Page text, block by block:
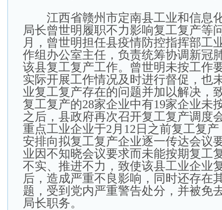
江西省赣州市定南县工业和信息
局长曾世明履职不力影响复工复产等
月，曾世明担任县疫情防控指挥部工
作组办公室主任，负责统筹协调新冠
该县复工复产工作。曾世明未按工作
实际开展工作情况及时进行督促，也
业复工复产存在的问题并加以解决，
复工复产的28家企业中有19家企业未
之后，县政府再次召开复工复产调度
重点工业企业于2月12日之前复工复
安排向拟复工复产企业逐一传达会议
业因不知晓会议要求而未能按期复工
不实、推进不力，致使该县工业企业
后，造成严重不良影响，同时还存在
题，受到党内严重警告处分，并被免
局长职务。